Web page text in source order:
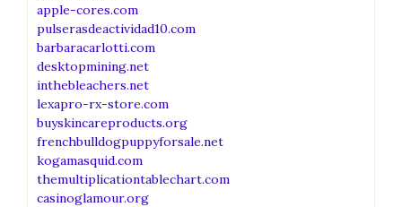
apple-cores.com
pulserasdeactividad10.com
barbaracarlotti.com
desktopmining.net
inthebleachers.net
lexapro-rx-store.com
buyskincareproducts.org
frenchbulldogpuppyforsale.net
kogamasquid.com
themultiplicationtablechart.com
casinoglamour.org